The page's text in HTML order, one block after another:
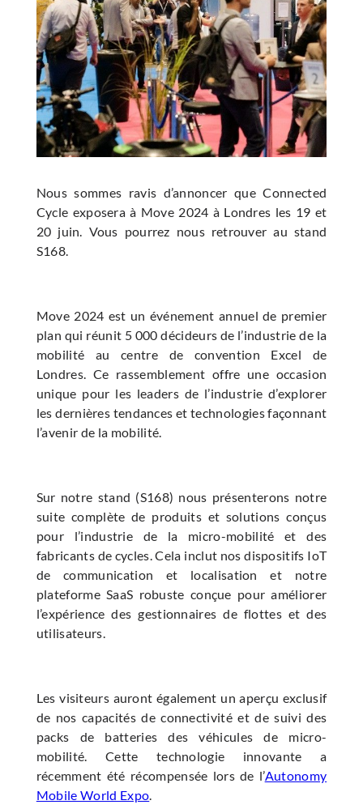
Nous sommes ravis d’annoncer que Connected
Cycle exposera à Move 2024 à Londres les 19 et
20 juin. Vous pourrez nous retrouver au stand
S168.
Move 2024 est un événement annuel de premier
plan qui réunit 5 000 décideurs de l’industrie de la
mobilité au centre de convention Excel de
Londres. Ce rassemblement offre une occasion
unique pour les leaders de l’industrie d’explorer
les dernières tendances et technologies façonnant
l’avenir de la mobilité.
Sur notre stand (S168) nous présenterons notre
suite complète de produits et solutions conçus
pour l’industrie de la micro-mobilité et des
fabricants de cycles. Cela inclut nos dispositifs IoT
de communication et localisation et notre
plateforme SaaS robuste conçue pour améliorer
l’expérience des gestionnaires de flottes et des
utilisateurs.
Les visiteurs auront également un aperçu exclusif
de nos capacités de connectivité et de suivi des
packs de batteries des véhicules de micro-
mobilité. Cette technologie innovante a
récemment été récompensée lors de l’Autonomy
Mobile World Expo.